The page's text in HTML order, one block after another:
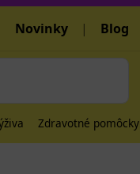
Novinky | Blog
Zdravotné pomôcky